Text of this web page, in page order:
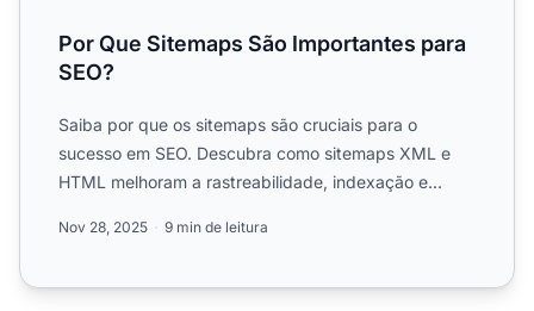
Por Que Sitemaps São Importantes para
SEO?
Saiba por que os sitemaps são cruciais para o
sucesso em SEO. Descubra como sitemaps XML e
HTML melhoram a rastreabilidade, indexação e
Nov 28, 2025 9 min de leitura